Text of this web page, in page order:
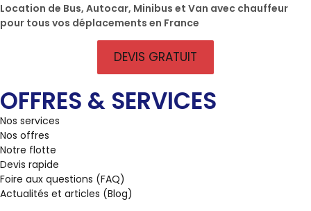
Location de Bus, Autocar, Minibus et Van avec chauffeur
pour tous vos déplacements en France
DEVIS GRATUIT
OFFRES & SERVICES
Nos services
Nos offres
Notre flotte
Devis rapide
Foire aux questions (FAQ)
Actualités et articles (Blog)